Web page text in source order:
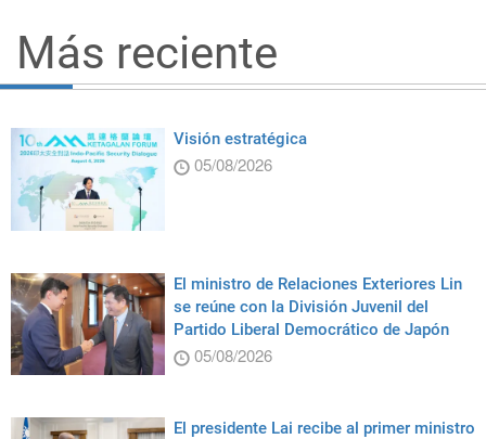
Más reciente
Visión estratégica
05/08/2026
El ministro de Relaciones Exteriores Lin
se reúne con la División Juvenil del
Partido Liberal Democrático de Japón
05/08/2026
El presidente Lai recibe al primer ministro